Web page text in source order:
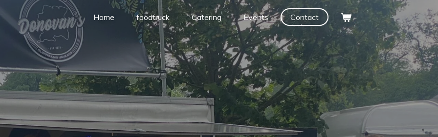
Home foodtruck Catering Events Contact